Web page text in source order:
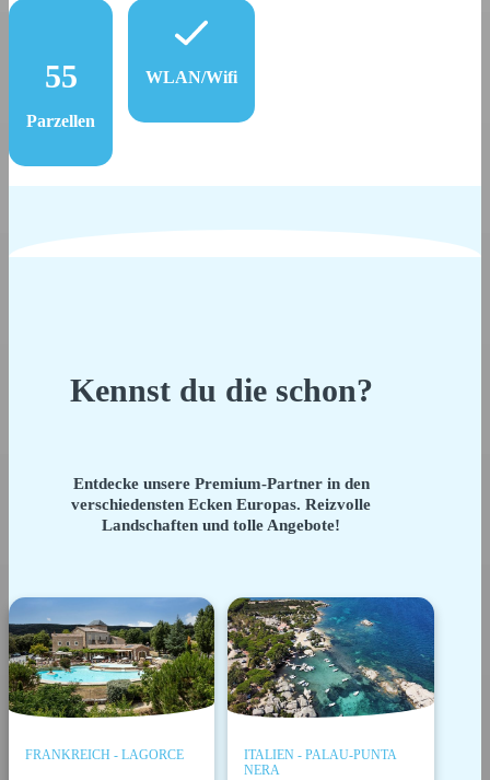
55
Parzellen
WLAN/Wifi
Kennst du die schon?
Entdecke unsere Premium-Partner in den
verschiedensten Ecken Europas. Reizvolle
Landschaften und tolle Angebote!
FRANKREICH - LAGORCE
ITALIEN - PALAU-PUNTA
NERA